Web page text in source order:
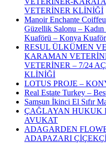
VETERİNER KLİNİĞİ
Manoir Enchante
Güzellik Salonu –
Kuaförü – Konya Kuaför
RESUL ÜLKÜMEN
KARAMAN
VETERİNER – 7/24
KLİNİĞİ
LOTUS PROJE –
Real Estate Turkey –
Samsun İkinci El Sıfır
ÇAĞLAYAN HUKUK
AVUKAT
ADAGARDEN
ADAPAZARI